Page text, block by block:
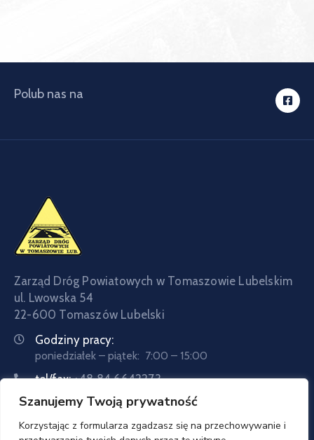
Szanujemy Twoją prywatność
Korzystając z formularza zgadzasz się na przechowywanie i
Polub nas na
Zarząd Dróg Powiatowych w Tomaszowie Lubelskim
ul. Lwowska 54
22-600 Tomaszów Lubelski
Godziny pracy:
poniedziałek – piątek: 7:00 – 15:00
tel/fax:+48 84 6642273
tel:+48 84 6642057
Email:sekretariat@zdptomaszow.pl